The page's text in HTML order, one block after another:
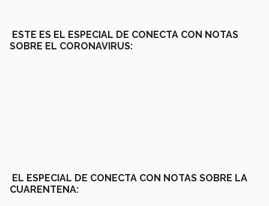
ESTE ES EL ESPECIAL DE CONECTA CON NOTAS
SOBRE EL CORONAVIRUS:
EL ESPECIAL DE CONECTA CON NOTAS SOBRE LA
CUARENTENA: